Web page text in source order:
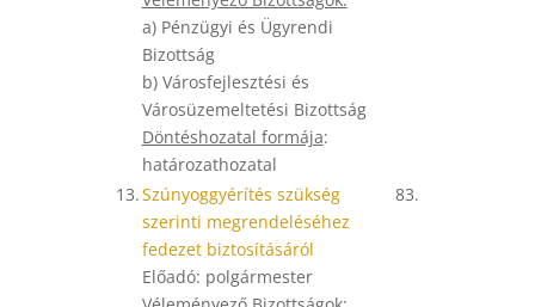
a) Pénzügyi és Ügyrendi
Bizottság
b) Városfejlesztési és
Városüzemeltetési Bizottság
Döntéshozatal formája:
határozathozatal
13.Szúnyoggyérítés szükség
szerinti megrendeléséhez
fedezet biztosításáról
Előadó: polgármester
83.